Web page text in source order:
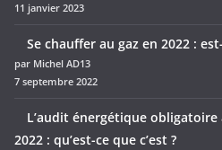
11 janvier 2023
Se chauffer au gaz en 2022 :
par Michel AD13
7 septembre 2022
L’audit énergétique
2022 : qu’est-ce que c’est ?